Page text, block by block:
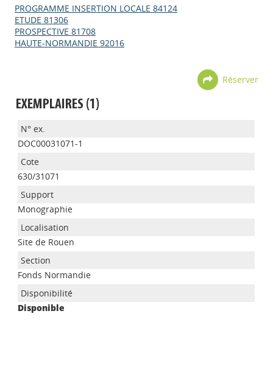
PROGRAMME INSERTION LOCALE 84124
ETUDE 81306
PROSPECTIVE 81708
HAUTE-NORMANDIE 92016
Réserver
EXEMPLAIRES (1)
DOC00031071-1
630/31071
Monographie
Site de Rouen
Fonds Normandie
Disponible
Appels à projets